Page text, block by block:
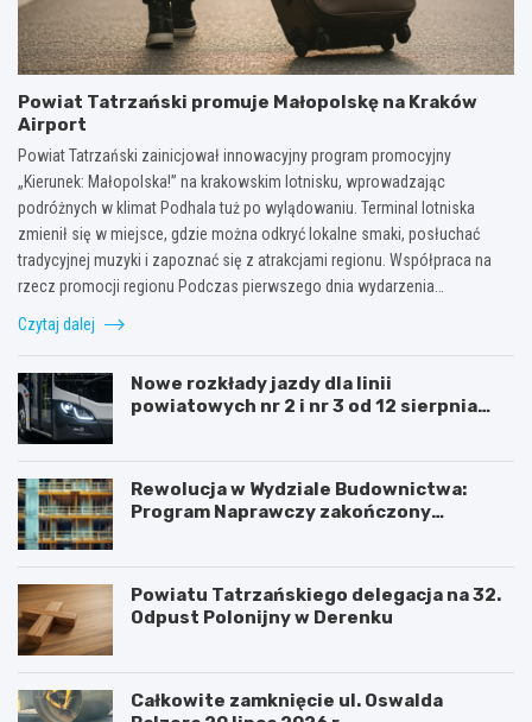
Powiat Tatrzański promuje Małopolskę na Kraków
Airport
Powiat Tatrzański zainicjował innowacyjny program promocyjny
„Kierunek: Małopolska!” na krakowskim lotnisku, wprowadzając
podróżnych w klimat Podhala tuż po wylądowaniu. Terminal lotniska
zmienił się w miejsce, gdzie można odkryć lokalne smaki, posłuchać
tradycyjnej muzyki i zapoznać się z atrakcjami regionu. Współpraca na
rzecz promocji regionu Podczas pierwszego dnia wydarzenia…
Czytaj dalej
Nowe rozkłady jazdy dla linii
powiatowych nr 2 i nr 3 od 12 sierpnia
Rewolucja w Wydziale Budownictwa:
Program Naprawczy zakończony
Powiatu Tatrzańskiego delegacja na 32.
Odpust Polonijny w Derenku
Całkowite zamknięcie ul. Oswalda